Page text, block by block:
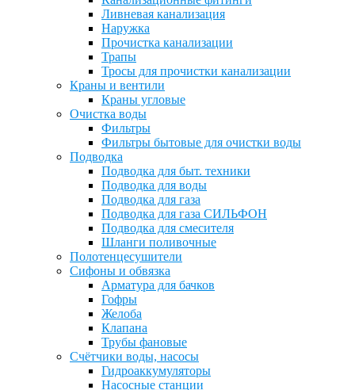
Ливневая канализация
Наружка
Прочистка канализации
Трапы
Тросы для прочистки канализации
Краны и вентили
Краны угловые
Очистка воды
Фильтры
Фильтры бытовые для очистки воды
Подводка
Подводка для быт. техники
Подводка для воды
Подводка для газа
Подводка для газа СИЛЬФОН
Подводка для смесителя
Шланги поливочные
Полотенцесушители
Сифоны и обвязка
Арматура для бачков
Гофры
Желоба
Клапана
Трубы фановые
Счётчики воды, насосы
Гидроаккумуляторы
Насосные станции